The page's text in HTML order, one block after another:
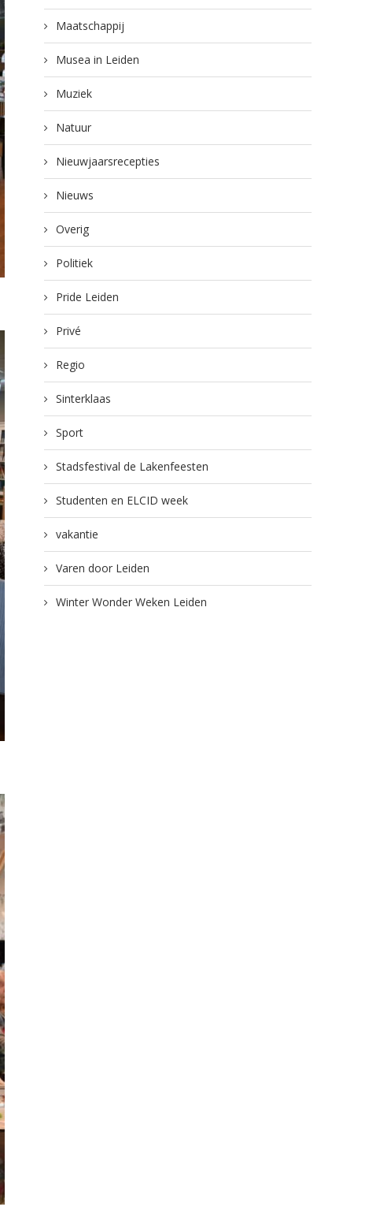
Maatschappij
Musea in Leiden
Muziek
Natuur
Nieuwjaarsrecepties
Nieuws
Overig
Politiek
Pride Leiden
Privé
Regio
Sinterklaas
Sport
Stadsfestival de Lakenfeesten
Studenten en ELCID week
vakantie
Varen door Leiden
Winter Wonder Weken Leiden